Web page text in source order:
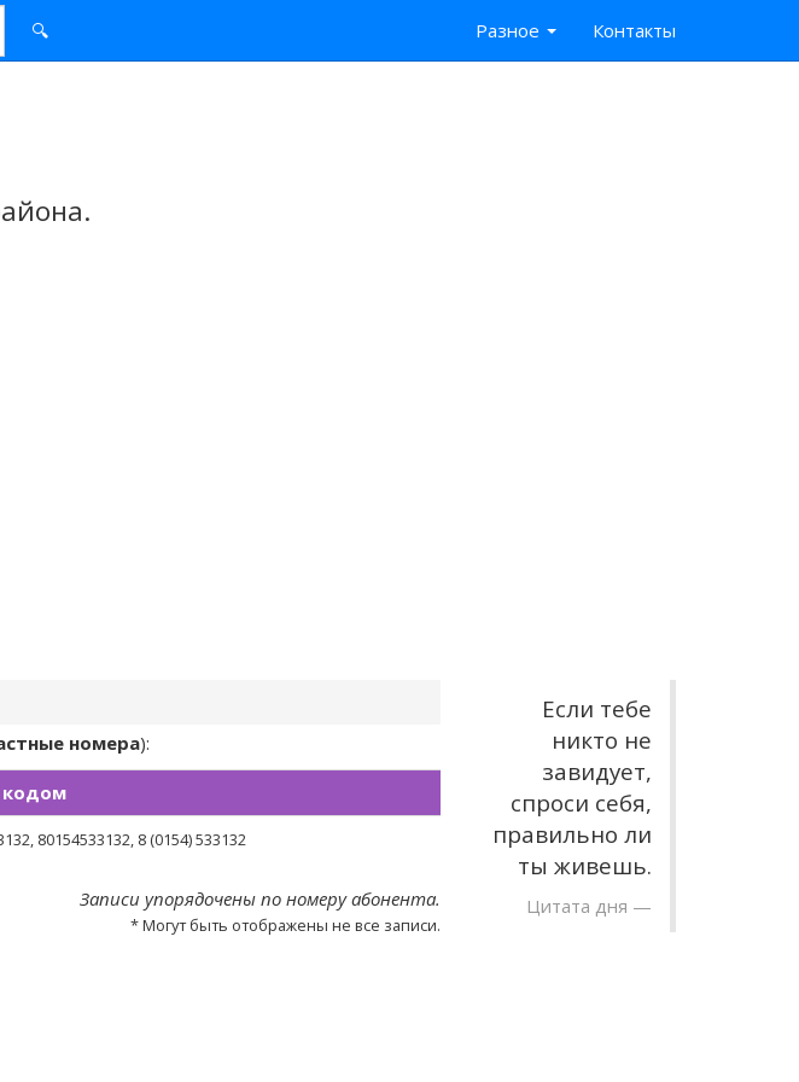
🔍 Разное Контакты
номера):
кодом
, 80154533132, 8 (0154) 533132
Записи упорядочены по номеру абонента.
* Могут быть отображены не все записи.
Если тебе
никто не
завидует,
спроси себя,
правильно ли
ты живешь.
Цитата дня